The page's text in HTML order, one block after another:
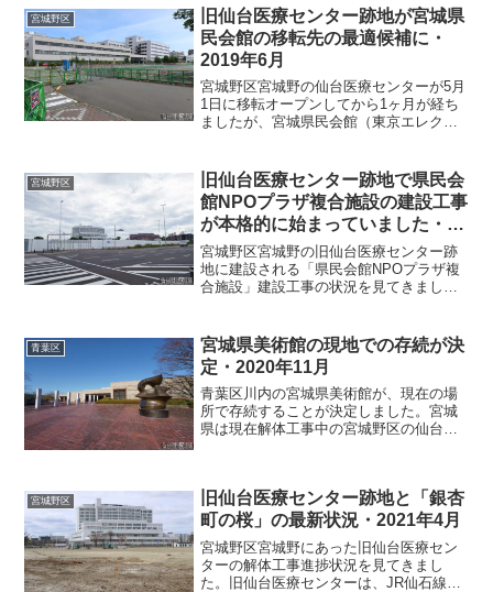
ターが解体された跡地です。2021年に解
体工事が終了してか...
宮城野区
旧仙台医療センター跡地が宮城県
民会館の移転先の最適候補に・
2019年6月
宮城野区宮城野の仙台医療センターが5月
1日に移転オープンしてから1ヶ月が経ち
ましたが、宮城県民会館（東京エレクト
で答申されたことが報道されたので、旧
仙台医療センター跡地...
宮城野区
旧仙台医療センター跡地で県民会
館NPOプラザ複合施設の建設工事
が本格的に始まっていました・
2025年8月
宮城野区宮城野の旧仙台医療センター跡
地に建設される「県民会館NPOプラザ複
合施設」建設工事の状況を見てきまし
て、2019年に移転しています。4月に見に
来た時は、更地にな...
青葉区
宮城県美術館の現地での存続が決
定・2020年11月
青葉区川内の宮城県美術館が、現在の場
所で存続することが決定しました。宮城
県は現在解体工事中の宮城野区の仙台医
多く出て決定を先送りし、...
宮城野区
旧仙台医療センター跡地と「銀杏
町の桜」の最新状況・2021年4月
宮城野区宮城野にあった旧仙台医療セン
ターの解体工事進捗状況を見てきまし
た。旧仙台医療センターは、JR仙石線